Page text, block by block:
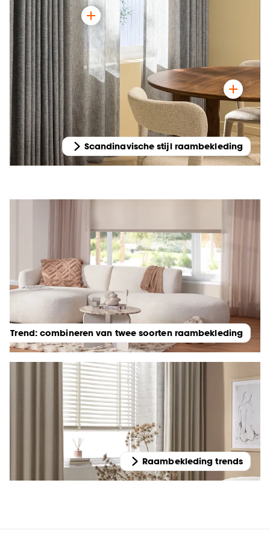
Scandinavische stijl raambekleding
Trend: combineren van twee soorten raambekleding
Raambekleding trends